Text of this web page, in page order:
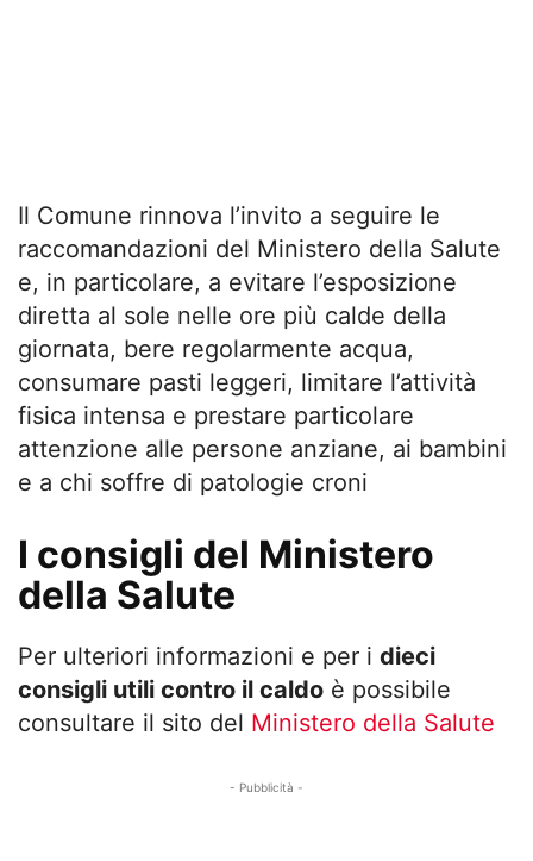
Il Comune rinnova l’invito a seguire le
raccomandazioni del Ministero della Salute
e, in particolare, a evitare l’esposizione
diretta al sole nelle ore più calde della
giornata, bere regolarmente acqua,
consumare pasti leggeri, limitare l’attività
fisica intensa e prestare particolare
attenzione alle persone anziane, ai bambini
e a chi soffre di patologie croni
I consigli del Ministero
della Salute
Per ulteriori informazioni e per i dieci
consigli utili contro il caldo è possibile
consultare il sito del Ministero della Salute
- Pubblicità -